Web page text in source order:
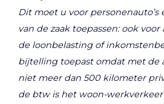
Dit moet u voor personenauto’s
van de zaak toepassen: ook voor
de loonbelasting of
bijtelling toepast omdat met de
niet meer dan 500 kilometer
de btw is het woon-